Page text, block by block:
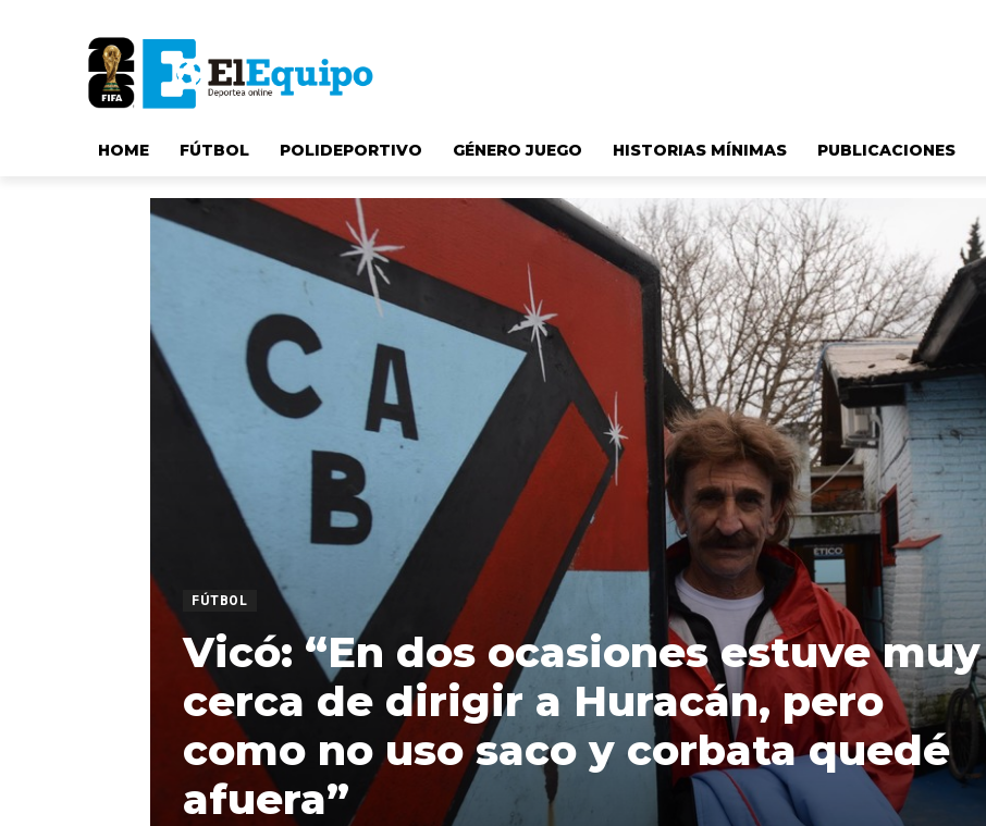
HOME FÚTBOL POLIDEPORTIVO GÉNERO JUEGO HISTORIAS MÍNIMAS PUBLICACIONES
FÚTBOL
Vicó: “En dos ocasiones estuve muy
cerca de dirigir a Huracán, pero
como no uso saco y corbata quedé
afuera”